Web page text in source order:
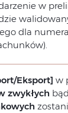
w
dla
Eksport] w
zwykłych